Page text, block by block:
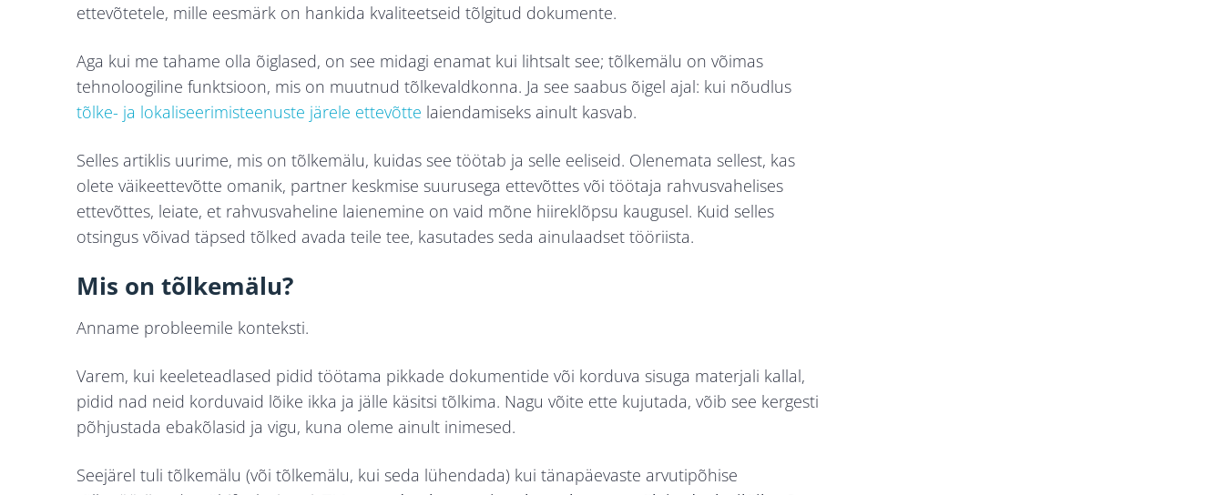
ettevõtetele, mille eesmärk on hankida kvaliteetseid tõlgitud dokumente.
Aga kui me tahame olla õiglased, on see midagi enamat kui lihtsalt see; tõlkemälu on võimas
tehnoloogiline funktsioon, mis on muutnud tõlkevaldkonna. Ja see saabus õigel ajal: kui nõudlus
tõlke- ja lokaliseerimisteenuste järele ettevõtte laiendamiseks ainult kasvab.
Selles artiklis uurime, mis on tõlkemälu, kuidas see töötab ja selle eeliseid. Olenemata sellest, kas
olete väikeettevõtte omanik, partner keskmise suurusega ettevõttes või töötaja rahvusvahelises
ettevõttes, leiate, et rahvusvaheline laienemine on vaid mõne hiireklõpsu kaugusel. Kuid selles
otsingus võivad täpsed tõlked avada teile tee, kasutades seda ainulaadset tööriista.
Mis on tõlkemälu?
Anname probleemile konteksti.
Varem, kui keeleteadlased pidid töötama pikkade dokumentide või korduva sisuga materjali kallal,
pidid nad neid korduvaid lõike ikka ja jälle käsitsi tõlkima. Nagu võite ette kujutada, võib see kergesti
põhjustada ebakõlasid ja vigu, kuna oleme ainult inimesed.
Seejärel tuli tõlkemälu (või tõlkemälu, kui seda lühendada) kui tänapäevaste arvutipõhise